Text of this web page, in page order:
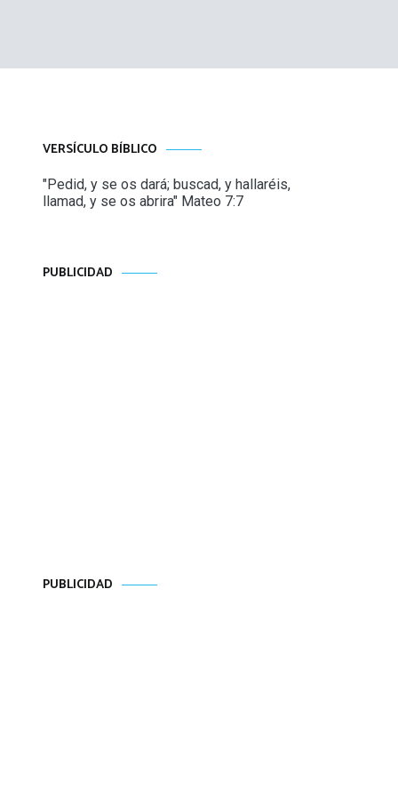
VERSÍCULO BÍBLICO
"Pedid, y se os dará; buscad, y hallaréis,
llamad, y se os abrira" Mateo 7:7
PUBLICIDAD
PUBLICIDAD